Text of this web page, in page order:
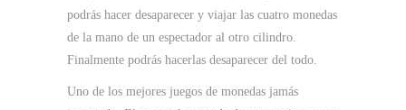
podrás hacer desaparecer y viajar las cuatro monedas
de la mano de un espectador al otro cilindro.
Finalmente podrás hacerlas desaparecer del todo.
Uno de los mejores juegos de monedas jamás